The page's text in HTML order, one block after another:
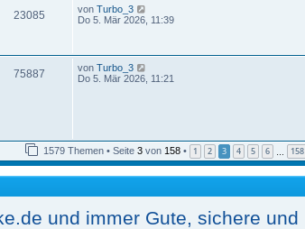
i
t
s
t
e
e
i
t
23085 von Turbo_3
e
e
r
a
g
Do 5. Mär 2026, 11:39
75887 von Turbo_3
e
r
B
e
i
r
g
Do 5. Mär 2026, 11:21
1579 Themen • Seite 3 von 158 • 1 2 3 4 5 6 158
und immer Gute, sichere und